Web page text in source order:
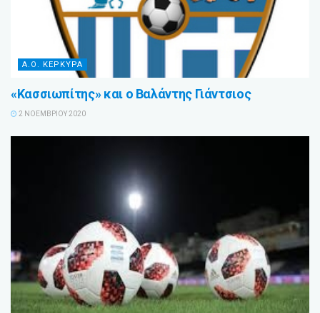
Α.Ο. ΚΕΡΚΥΡΑ
«Κασσιωπίτης» και ο Βαλάντης Γιάντσιος
2 ΝΟΕΜΒΡΊΟΥ 2020